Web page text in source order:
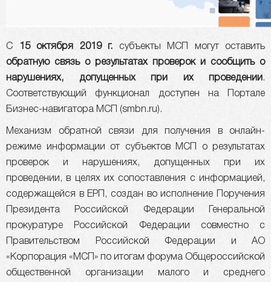
C 15 октября 2019 г. субъекты МСП могут оставить
обратную связь о результатах проверок и сообщить о
нарушениях, допущенных при их проведении .
Соответствующий функционал доступен на Портале
Бизнес-навигатора МСП (smbn.ru).
Механизм обратной связи для получения в онлайн-
режиме информации от субъектов МСП о результатах
проверок и нарушениях, допущенных при их
проведении, в целях их сопоставления с информацией,
содержащейся в ЕРП, создан во исполнение Поручения
Президента Российской Федерации Генеральной
прокуратуре Российской Федерации совместно с
Правительством Российской Федерации и АО
«Корпорация «МСП» по итогам форума Общероссийской
общественной организации малого и среднего